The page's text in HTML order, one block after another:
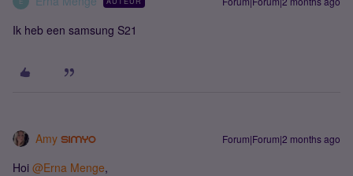
Ik heb een samsung S21
Amy Forum|Forum|2 months ago
Hoi ​ @Erna Menge,